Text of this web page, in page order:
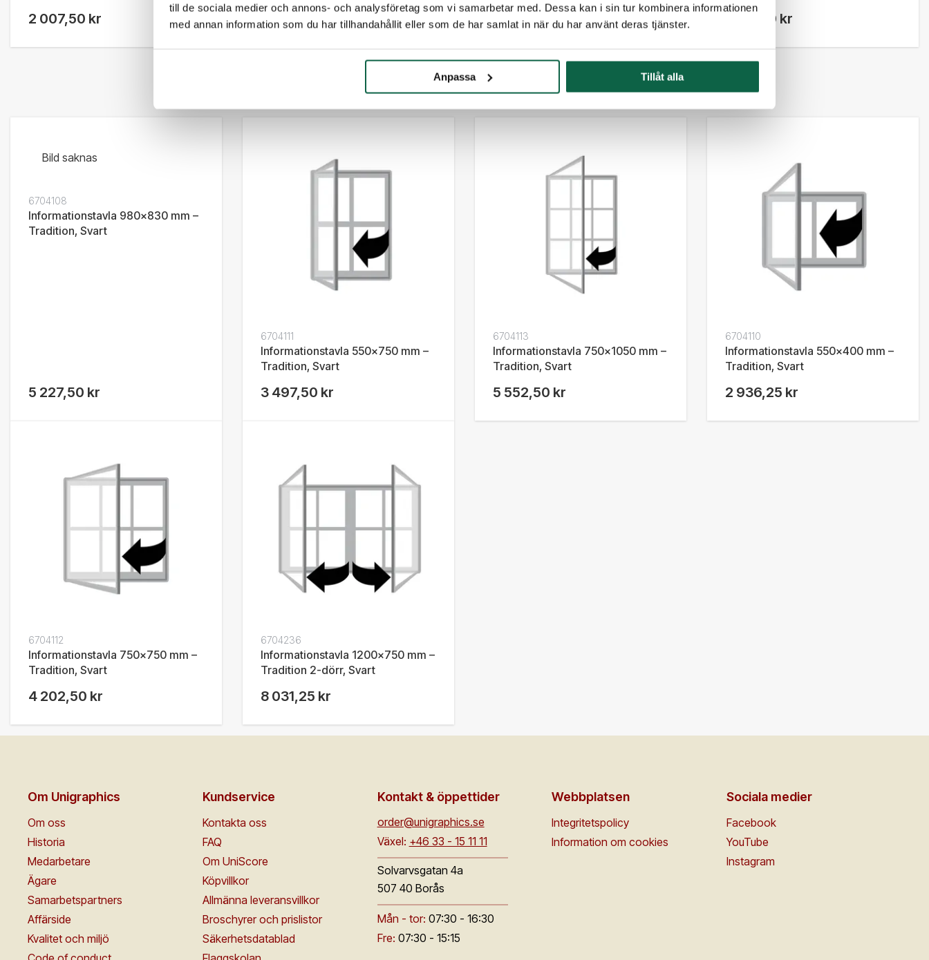
till de sociala medier och annons- och analysföretag som vi samarbetar med. Dessa kan i sin tur kombinera informationen
med annan information som du har tillhandahållit eller som de har samlat in när du har använt deras tjänster.
Anpassa Tillåt alla
2 007,50 kr 1 217,50 kr 1 648,75 kr 5 115,00 kr
LIKNANDE PRODUKTER
Bild saknas
6704108
Informationstavla 980x830 mm –
Tradition, Svart
5 227,50 kr
6704111
Informationstavla 550x750 mm –
Tradition, Svart
3 497,50 kr
6704113
Informationstavla 750x1050 mm –
Tradition, Svart
5 552,50 kr
6704110
Informationstavla 550x400 mm –
Tradition, Svart
2 936,25 kr
6704112
Informationstavla 750x750 mm –
Tradition, Svart
4 202,50 kr
6704236
Informationstavla 1200x750 mm –
Tradition 2-dörr, Svart
8 031,25 kr
Om Unigraphics
Om oss
Historia
Medarbetare
Ägare
Samarbetspartners
Affärside
Kvalitet och miljö
Kundservice
Kontakta oss
FAQ
Om UniScore
Köpvillkor
Allmänna leveransvillkor
Broschyrer och prislistor
Säkerhetsdatablad
Kontakt & öppettider
order@unigraphics.se
Växel: +46 33 - 15 11 11
Solvarvsgatan 4a
507 40 Borås
Mån - tor: 07:30 - 16:30
Fre: 07:30 - 15:15
Webbplatsen
Integritetspolicy
Information om cookies
Sociala medier
Facebook
YouTube
Instagram